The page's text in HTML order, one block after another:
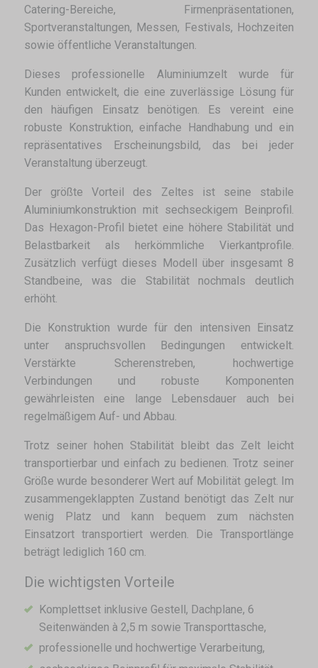
Catering-Bereiche, Firmenpräsentationen,
Sportveranstaltungen, Messen, Festivals, Hochzeiten
sowie öffentliche Veranstaltungen.
Dieses professionelle Aluminiumzelt wurde für
Kunden entwickelt, die eine zuverlässige Lösung für
den häufigen Einsatz benötigen. Es vereint eine
robuste Konstruktion, einfache Handhabung und ein
repräsentatives Erscheinungsbild, das bei jeder
Veranstaltung überzeugt.
Der größte Vorteil des Zeltes ist seine stabile
Aluminiumkonstruktion mit sechseckigem Beinprofil.
Das Hexagon-Profil bietet eine höhere Stabilität und
Belastbarkeit als herkömmliche Vierkantprofile.
Zusätzlich verfügt dieses Modell über insgesamt 8
Standbeine, was die Stabilität nochmals deutlich
erhöht.
Die Konstruktion wurde für den intensiven Einsatz
unter anspruchsvollen Bedingungen entwickelt.
Verstärkte Scherenstreben, hochwertige
Verbindungen und robuste Komponenten
gewährleisten eine lange Lebensdauer auch bei
regelmäßigem Auf- und Abbau.
Trotz seiner hohen Stabilität bleibt das Zelt leicht
transportierbar und einfach zu bedienen. Trotz seiner
Größe wurde besonderer Wert auf Mobilität gelegt. Im
zusammengeklappten Zustand benötigt das Zelt nur
wenig Platz und kann bequem zum nächsten
Einsatzort transportiert werden. Die Transportlänge
beträgt lediglich 160 cm.
Die wichtigsten Vorteile
Komplettset inklusive Gestell, Dachplane, 6
Seitenwänden à 2,5 m sowie Transporttasche,
professionelle und hochwertige Verarbeitung,